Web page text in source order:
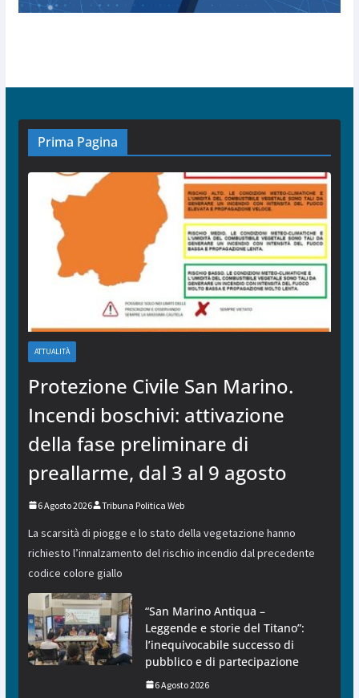
Prima Pagina
ATTUALITÀ
Protezione Civile San Marino.
Incendi boschivi: attivazione
della fase preliminare di
preallarme, dal 3 al 9 agosto
6 Agosto 2026 Tribuna Politica Web
La scarsità di piogge e lo stato della vegetazione hanno
richiesto l’innalzamento del rischio incendio dal precedente
codice colore giallo
“San Marino Antiqua –
Leggende e storie del Titano”:
l’inequivocabile successo di
pubblico e di partecipazione
6 Agosto 2026